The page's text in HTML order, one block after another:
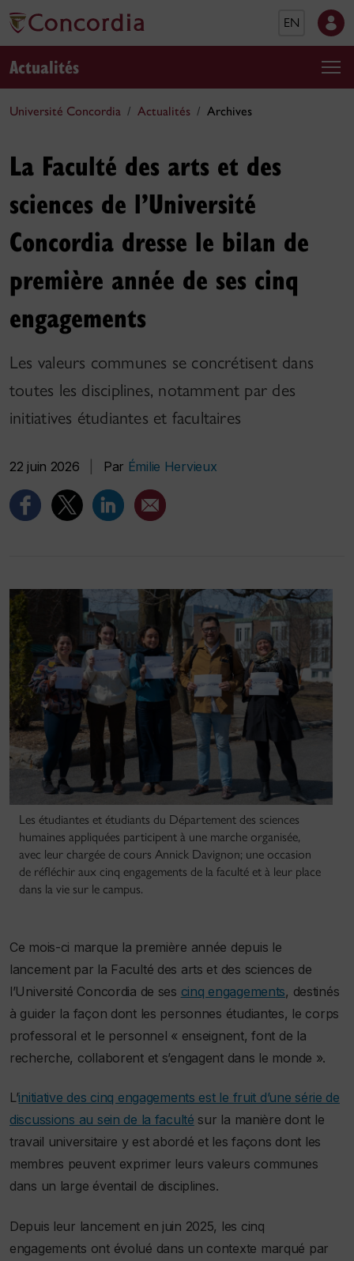
EN
Actualités
Université Concordia Actualités Archives
La Faculté des arts et des
sciences de l’Université
Concordia dresse le bilan de
première année de ses cinq
engagements
Les valeurs communes se concrétisent dans
toutes les disciplines, notamment par des
initiatives étudiantes et facultaires
22 juin 2026 Par Émilie Hervieux
Les étudiantes et étudiants du Département des sciences
humaines appliquées participent à une marche organisée,
avec leur chargée de cours Annick Davignon; une occasion
de réfléchir aux cinq engagements de la faculté et à leur place
dans la vie sur le campus.
Ce mois-ci marque la première année depuis le
lancement par la Faculté des arts et des sciences de
l’Université Concordia de ses cinq engagements, destinés
à guider la façon dont les personnes étudiantes, le corps
professoral et le personnel « enseignent, font de la
recherche, collaborent et s’engagent dans le monde ».
L’initiative des cinq engagements est le fruit d’une série de
discussions au sein de la faculté sur la manière dont le
travail universitaire y est abordé et les façons dont les
membres peuvent exprimer leurs valeurs communes
dans un large éventail de disciplines.
Depuis leur lancement en juin 2025, les cinq
engagements ont évolué dans un contexte marqué par